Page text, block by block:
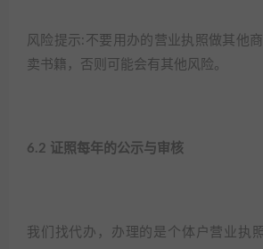
风险提示:不要用办的营业执照做其他
卖书籍，否则可能会有其他风险。
6.2 证照每年的公示与审核​
我们找代办，办理的是个体户营业执